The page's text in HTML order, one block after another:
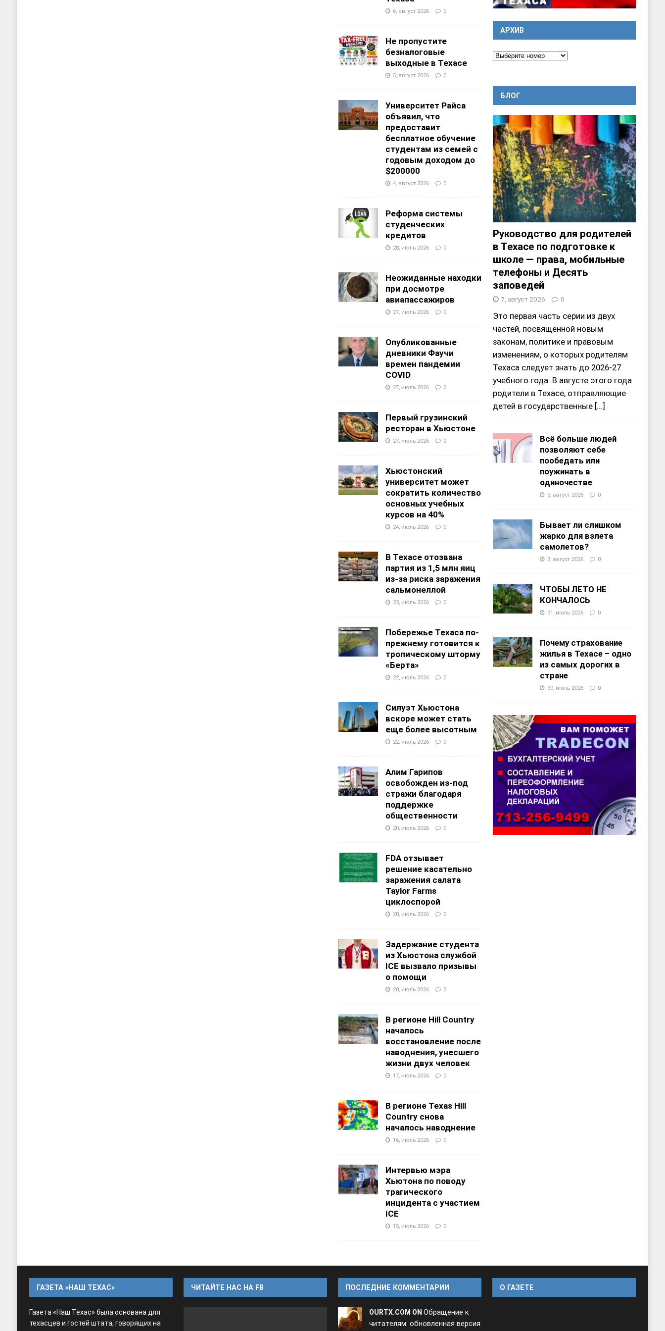
6, август 2026 0
Не пропустите
безналоговые
выходные в Техасе
5, август 2026 0
Университет Райса
объявил, что
предоставит
бесплатное обучение
студентам из семей с
годовым доходом до
$200000
4, август 2026 0
Реформа системы
студенческих
кредитов
28, июль 2026 0
Неожиданные находки
при досмотре
авиапассажиров
27, июль 2026 0
Опубликованные
дневники Фаучи
времен пандемии
COVID
27, июль 2026 0
Первый грузинский
ресторан в Хьюстоне
27, июль 2026 0
Хьюстонский
университет может
сократить количество
основных учебных
курсов на 40%
24, июль 2026 0
В Техасе отозвана
партия из 1,5 млн яиц
из-за риска заражения
сальмонеллой
23, июль 2026 0
Побережье Техаса по-
прежнему готовится к
тропическому шторму
«Берта»
22, июль 2026 0
Силуэт Хьюстона
вскоре может стать
еще более высотным
22, июль 2026 0
Алим Гарипов
освобожден из-под
стражи благодаря
поддержке
общественности
20, июль 2026 0
FDA отзывает
решение касательно
заражения салата
Taylor Farms
циклоспорой
20, июль 2026 0
Задержание студента
из Хьюстона службой
ICE вызвало призывы
о помощи
20, июль 2026 0
В регионе Hill Country
началось
восстановление после
наводнения, унесшего
жизни двух человек
17, июль 2026 0
В регионе Texas Hill
Country снова
началось наводнение
16, июль 2026 0
Интервью мэра
Хьютона по поводу
трагического
инцидента с участием
ICE
15, июль 2026 0
АРХИВ
БЛОГ
Руководство для родителей
в Техасе по подготовке к
школе — права, мобильные
телефоны и Десять
заповедей
7, август 2026 0
Это первая часть серии из двух
частей, посвященной новым
законам, политике и правовым
изменениям, о которых родителям
Техаса следует знать до 2026-27
учебного года. В августе этого года
родители в Техасе, отправляющие
детей в государственные [...]
Всё больше людей
позволяют себе
пообедать или
поужинать в
одиночестве
5, август 2026 0
Бывает ли слишком
жарко для взлета
самолетов?
3, август 2026 0
ЧТОБЫ ЛЕТО НЕ
КОНЧАЛОСЬ
31, июль 2026 0
Почему страхование
жилья в Техасе – одно
из самых дорогих в
стране
30, июль 2026 0
ГАЗЕТА «НАШ ТЕХАС»
Газета «Наш Техас» была основана для
техасцев и гостей штата, говорящих на
ЧИТАЙТЕ НАС НА FB ПОСЛЕДНИЕ КОММЕНТАРИИ
OURTX.COM ONОбращение к
читателям: обновленная версия
O ГАЗЕТЕ